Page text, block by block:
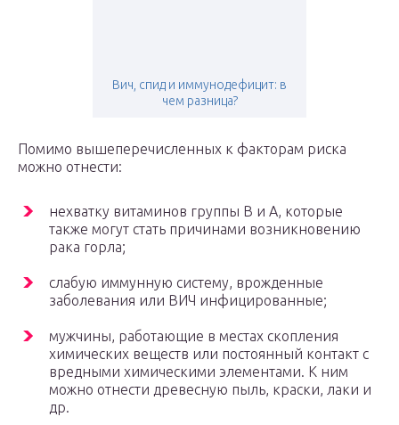
Вич, спид и иммунодефицит: в
чем разница?
Помимо вышеперечисленных к факторам риска
можно отнести:
нехватку витаминов группы В и А, которые
также могут стать причинами возникновению
рака горла;
слабую иммунную систему, врожденные
заболевания или ВИЧ инфицированные;
мужчины, работающие в местах скопления
химических веществ или постоянный контакт с
вредными химическими элементами. К ним
можно отнести древесную пыль, краски, лаки и
др.